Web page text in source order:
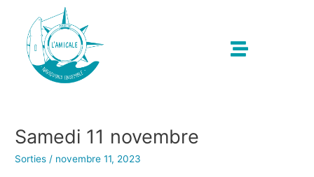
Samedi 11 novembre
Sorties / novembre 11, 2023